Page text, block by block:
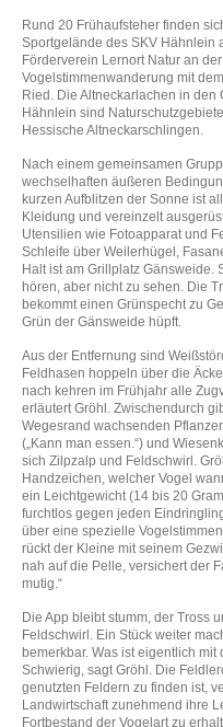
Rund 20 Frühaufsteher finden
Sportgelände des SKV Hähnlein
Förderverein Lernort Natur an
Vogelstimmenwanderung mit
Ried. Die Altneckarlachen in
Hähnlein sind
Hessische Altneckarschlingen.
Nach einem gemeinsamen
wechselhaften äußeren
kurzen Aufblitzen der Sonne ist
Kleidung und vereinzelt
Utensilien wie Fotoapparat und
Schleife über Weilerhügel,
Halt ist am Grillplatz Gänsweide.
hören, aber nicht zu sehen. Die
bekommt einen Grünspecht zu
Grün der Gänsweide hüpft.
Aus der Entfernung sind
Feldhasen hoppeln über die
nach kehren im Frühjahr alle
erläutert Gröhl. Zwischendurch
Wegesrand wachsenden
(„Kann man essen.“) und
sich Zilpzalp und Feldschwirl.
Handzeichen, welcher Vogel
ein Leichtgewicht (14 bis 20
furchtlos gegen jeden
über eine spezielle
rückt der Kleine mit seinem
nah auf die Pelle, versichert der
mutig.“
Die App bleibt stumm, der Tross
Feldschwirl. Ein Stück weiter
bemerkbar. Was ist eigentlich
Schwierig, sagt Gröhl. Die
genutzten Feldern zu finden ist,
Landwirtschaft zunehmend ihre
Fortbestand der Vogelart zu